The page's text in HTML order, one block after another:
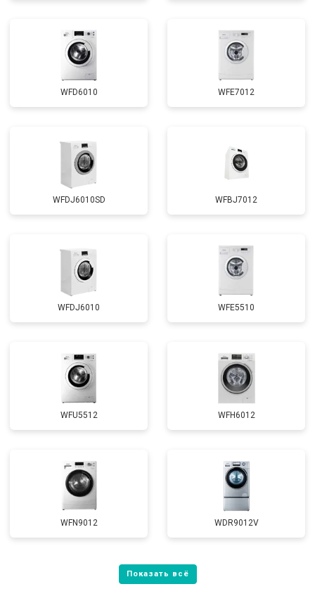
Замена УБЛ от 2100 ₽
Замена приводного ремня
WFD6010 WFE7012
WFDJ6010SD WFBJ7012
WFDJ6010 WFE5510
WFU5512 WFH6012
WFN9012 WDR9012V